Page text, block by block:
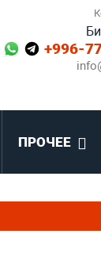
+996-
ПРОЧЕЕ